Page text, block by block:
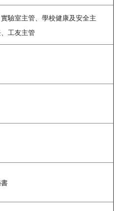
驗室主管、學校健康及安全主
工友主管